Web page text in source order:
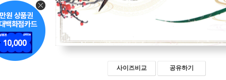
사이즈비교 공유하기